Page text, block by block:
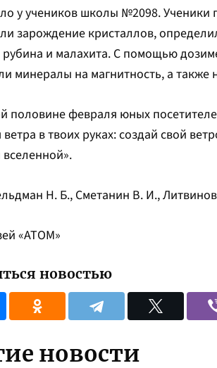
у учеников школы №2098. Ученики
зарождение кристаллов,
рубина и малахита. С помощью
минералы на магнитность, а
половине февраля юных
ветра в твоих руках: создай свой
Н. Б., Сметанин В. И.,
«АТОМ»
новостью
новости